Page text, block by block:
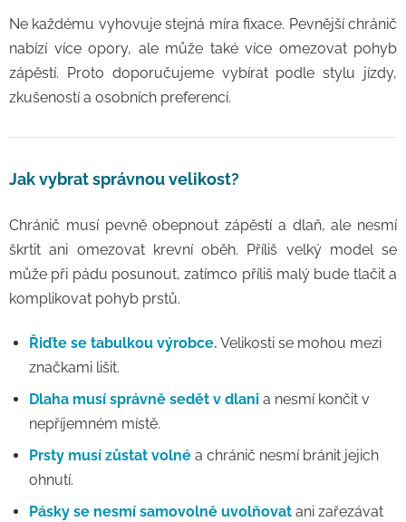
Ne každému vyhovuje stejná míra fixace. Pevnější chránič
nabízí více opory, ale může také více omezovat pohyb
zápěstí. Proto doporučujeme vybírat podle stylu jízdy,
zkušeností a osobních preferencí.
Jak vybrat správnou velikost?
Chránič musí pevně obepnout zápěstí a dlaň, ale nesmí
škrtit ani omezovat krevní oběh. Příliš velký model se
může při pádu posunout, zatímco příliš malý bude tlačit a
komplikovat pohyb prstů.
Řiďte se tabulkou výrobce. Velikosti se mohou mezi
značkami lišit.
Dlaha musí správně sedět v dlani a nesmí končit v
nepříjemném místě.
Prsty musí zůstat volné a chránič nesmí bránit jejich
ohnutí.
Pásky se nesmí samovolně uvolňovat ani zařezávat